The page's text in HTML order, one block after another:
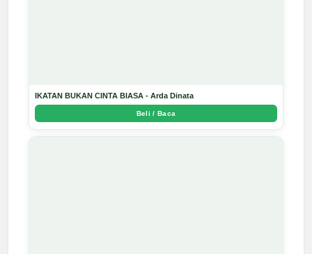
IKATAN BUKAN CINTA BIASA - Arda Dinata
Beli / Baca